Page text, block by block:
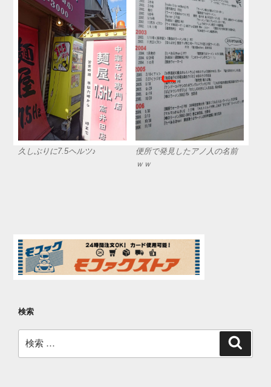
久しぶりに7.5ヘルツ♪
便所で発見したアノ人の名前
ｗｗ
検索
索: